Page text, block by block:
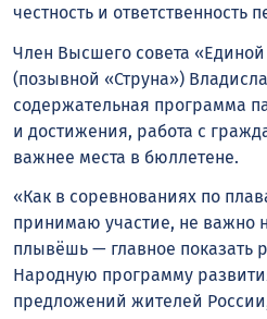
честность и ответственность
Член Высшего совета
(позывной «Струна»)
содержательная программа
и достижения, работа с
важнее места в бюллетене.
«Как в соревнованиях по
принимаю участие, не важно
плывёшь — главное показать
Народную программу
предложений жителей